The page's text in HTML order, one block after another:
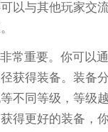
以与其他玩家交
常重要。你可以
获得装备。装备
不同等级，等级
得更好的装备，